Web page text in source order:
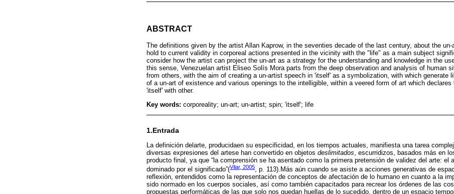
ABSTRACT
The definitions given by the artist Allan Kaprow, in the seventies decade of the last century, about the
hold to current validity in corporeal actions presented in the vicinity with the "life" as a main subject
consider how the artist can project the un-art as a strategy for the understanding and knowledge in the
this sense, Venezuelan artist Eliseo Solís Mora parts from the deep observation and analysis of human
from others, with the aim of creating a un-artist speech in 'itself' as a symbolization, with which generate
of a un-art of existence and various openings to the intelligible, within a veered form of art which
'itself' with other.
Key words: corporeality; un-art; un-artist; spin; 'itself'; life
1.Entrada
La definición delarte, producidaen su especificidad, en los tiempos actuales, manifiesta una tarea
diversas expresiones del artese han convertido en objetos deslimitados , escurridizos, basados más en
producto final, ya que “la comprensión se ha asentado como la primera pretensión de validez del arte: el
dominado por el significado”(Vilar, 2005, p. 113).Más aún cuando se asiste a acciones generativas de
reflexión, entendidos como la representación de conceptos de afectación de lo humano en cuanto a la
sido normado en los cuerpos sociales, así como también capacitados para recrear los órdenes de las
propuestas performáticas de las que solo nos quedan huellas de lo sucedido, dentro de un espacio